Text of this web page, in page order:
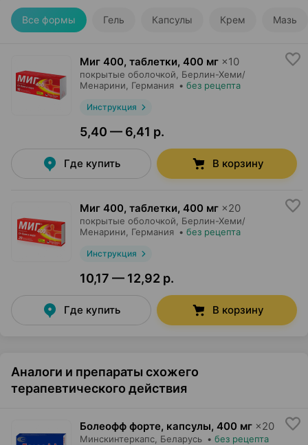
Все формы Гель Капсулы Крем Мазь
Миг 400, таблетки, 400 мг ×10
покрытые оболочкой,
Берлин-Хеми/
Менарини , Германия • без рецепта
Инструкция
5,40 — 6,41 р.
Где купить В корзину
Миг 400, таблетки, 400 мг ×20
покрытые оболочкой,
Берлин-Хеми/
Менарини , Германия • без рецепта
Инструкция
10,17 — 12,92 р.
Где купить В корзину
Аналоги и препараты схожего
терапевтического действия
Болеофф форте, капсулы, 400 мг ×20
Минскинтеркапс , Беларусь • без рецепта